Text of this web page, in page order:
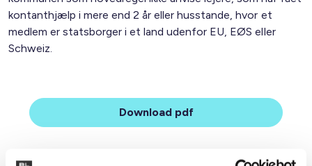
Download pdf
kontanthjælp i mere end 2 år eller husstande, hvor et
medlem er statsborger i et land udenfor EU, EØS eller
Schweiz.